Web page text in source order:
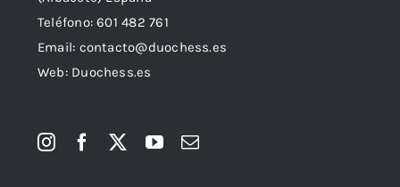
Teléfono:601 482 761
Email: contacto@duochess.es
Web: Duochess.es